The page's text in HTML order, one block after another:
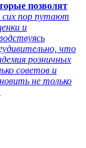
позволят
сих пор путают
и
что
розничных
советов и
не только